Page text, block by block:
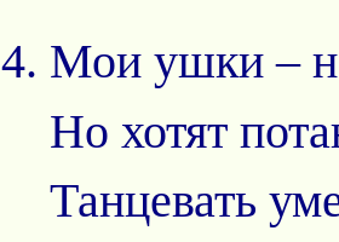
4. Мои ушки –
Но хотят
Танцевать